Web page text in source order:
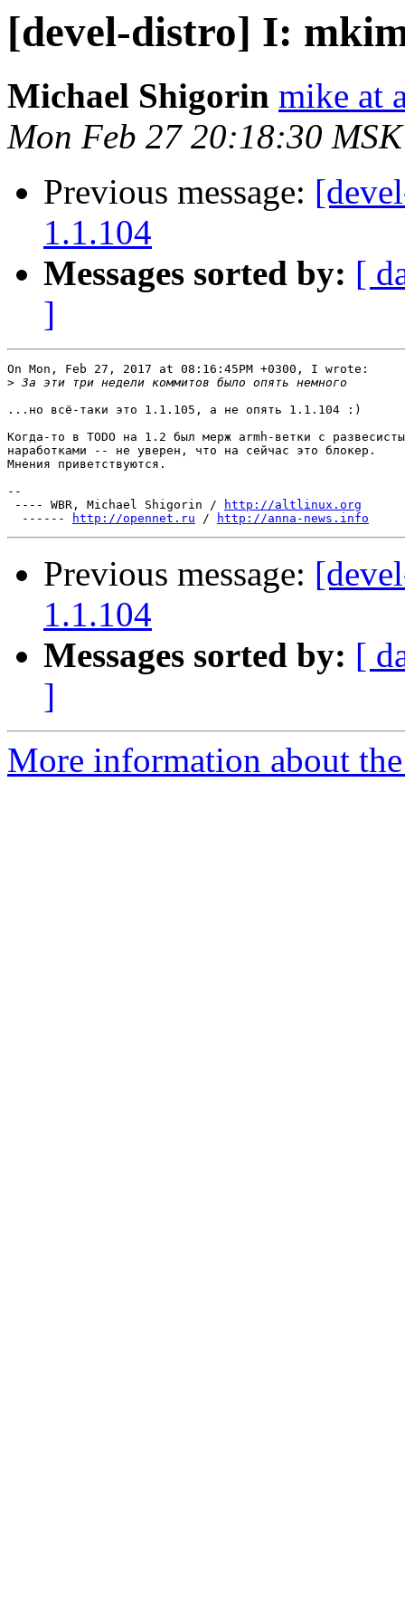
[devel-distro] I:
Michael Shigorin mike at
Mon Feb 27 20:18:30
Previous message:
1.1.104
Messages sorted by: [
]
On Mon, Feb 27, 2017 at 08:16:45PM +0300, I wrote:
>
...но всё-таки это 1.1.105, а не опять 1.1.104 :)
Когда-то в TODO на 1.2 был мерж armh-ветки с
наработками -- не уверен, что на сейчас это блокер.
Мнения приветствуются.
--
---- WBR, Michael Shigorin /
http://altlinux.org
------
http://opennet.ru / http://anna-news.info
Previous message:
1.1.104
Messages sorted by: [
]
More information about